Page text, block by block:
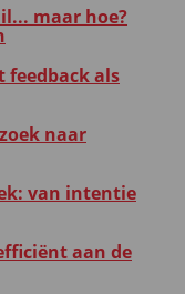
maar hoe?
feedback als
naar
van intentie
aan de